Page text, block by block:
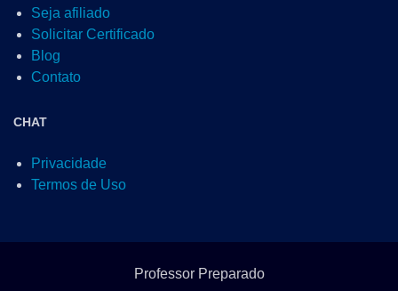
Seja afiliado
Solicitar Certificado
Blog
Contato
CHAT
Privacidade
Termos de Uso
Professor Preparado